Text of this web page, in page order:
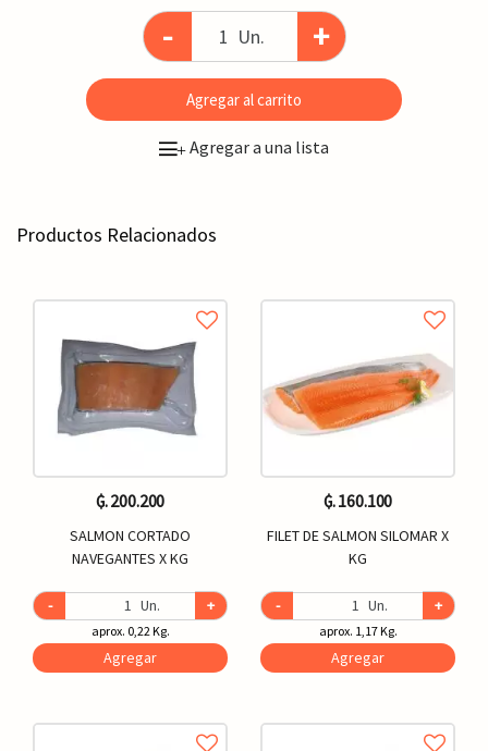
- Un. +
Agregar al carrito
+Agregar a una lista
Productos Relacionados
₲. 200.200
SALMON CORTADO
NAVEGANTES X KG
- Un. +
aprox. 0,22 Kg.
Agregar
₲. 160.100
FILET DE SALMON SILOMAR X
KG
- Un. +
aprox. 1,17 Kg.
Agregar